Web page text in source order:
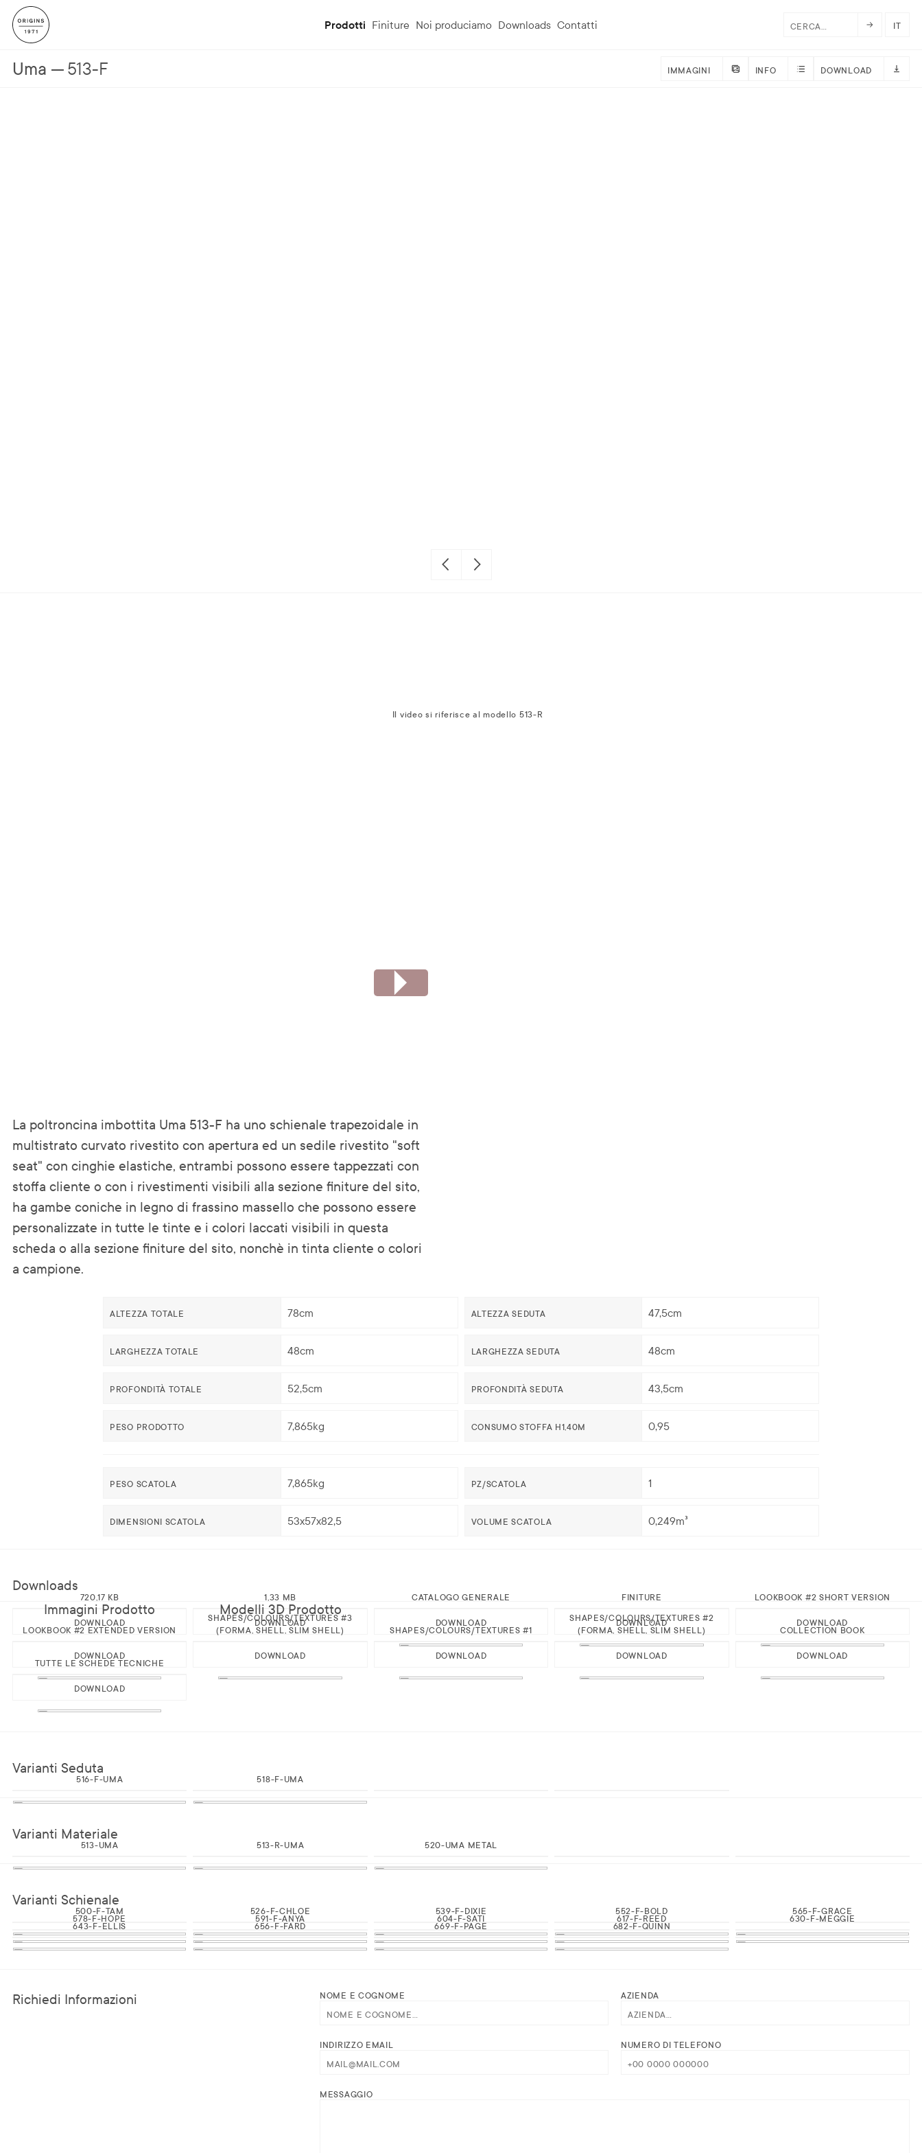
Prodotti Finiture Noi produciamo Downloads Contatti IT
Uma 513-F IMMAGINI INFO DOWNLOAD
Il video si riferisce al modello 513-R
La poltroncina imbottita Uma 513-F ha uno schienale trapezoidale in
multistrato curvato rivestito con apertura ed un sedile rivestito "soft
seat" con cinghie elastiche, entrambi possono essere tappezzati con
stoffa cliente o con i rivestimenti visibili alla sezione finiture del sito,
ha gambe coniche in legno di frassino massello che possono essere
personalizzate in tutte le tinte e i colori laccati visibili in questa
scheda o alla sezione finiture del sito, nonchè in tinta cliente o colori
a campione.
ALTEZZA TOTALE 78cm ALTEZZA SEDUTA 47,5cm
LARGHEZZA TOTALE 48cm LARGHEZZA SEDUTA 48cm
PROFONDITÀ TOTALE 52,5cm PROFONDITÀ SEDUTA 43,5cm
PESO PRODOTTO 7,865kg CONSUMO STOFFA H1,40M 0,95
PESO SCATOLA 7,865kg PZ/SCATOLA 1
DIMENSIONI SCATOLA 53x57x82,5 VOLUME SCATOLA 0,249m³
Downloads
Immagini Prodotto
720,17 KB
DOWNLOAD
Modelli 3D Prodotto
1,33 MB
DOWNLOAD
CATALOGO GENERALE
DOWNLOAD
FINITURE
DOWNLOAD
LOOKBOOK #2 SHORT VERSION
DOWNLOAD
LOOKBOOK #2 EXTENDED VERSION
DOWNLOAD
SHAPES/COLOURS/TEXTURES #3
(FORMA, SHELL, SLIM SHELL)
DOWNLOAD
SHAPES/COLOURS/TEXTURES #1
DOWNLOAD
SHAPES/COLOURS/TEXTURES #2
(FORMA, SHELL, SLIM SHELL)
DOWNLOAD
COLLECTION BOOK
DOWNLOAD
TUTTE LE SCHEDE TECNICHE
DOWNLOAD
Varianti Seduta
516-F-UMA 518-F-UMA
Varianti Materiale
513-UMA 513-R-UMA 520-UMA METAL
Varianti Schienale
500-F-TAM 526-F-CHLOE 539-F-DIXIE 552-F-BOLD 565-F-GRACE
578-F-HOPE 591-F-ANYA 604-F-SATI 617-F-REED 630-F-MEGGIE
643-F-ELLIS 656-F-FARD 669-F-PAGE 682-F-QUINN
Richiedi Informazioni NOME E COGNOME AZIENDA
INDIRIZZO EMAIL NUMERO DI TELEFONO
MESSAGGIO